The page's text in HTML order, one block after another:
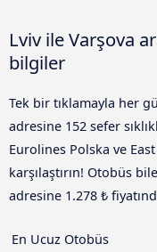
Lviv ile Varşova
bilgiler
Tek bir tıklamayla her
adresine 152 sefer
Eurolines Polska ve
karşılaştırın! Otobüs
adresine 1.278 ₺
En Ucuz Otobüs